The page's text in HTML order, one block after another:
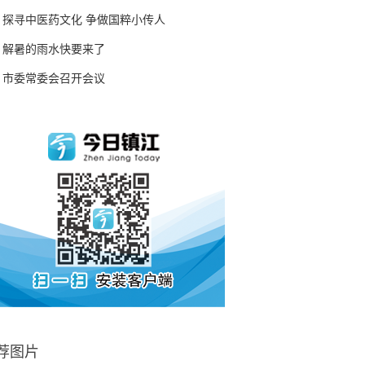
探寻中医药文化 争做国粹小传人
解暑的雨水快要来了
市委常委会召开会议
图片